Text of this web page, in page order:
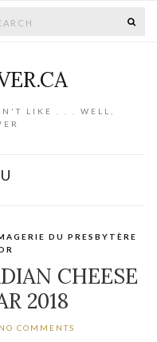
LIKE . . . WELL,
DU PRESBYTÈRE
CHEESE
2018
NO COMMENTS